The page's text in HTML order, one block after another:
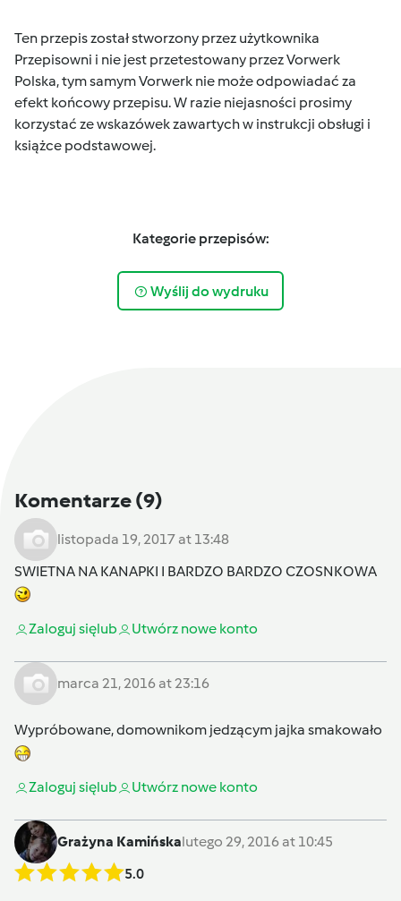
Ten przepis został stworzony przez użytkownika
Przepisowni i nie jest przetestowany przez Vorwerk
Polska, tym samym Vorwerk nie może odpowiadać za
efekt końcowy przepisu. W razie niejasności prosimy
korzystać ze wskazówek zawartych w instrukcji obsługi i
książce podstawowej.
Kategorie przepisów:
Wyślij do wydruku
Komentarze(9)
listopada 19, 2017 at 13:48
SWIETNA NA KANAPKI I BARDZO BARDZO CZOSNKOWA
Zaloguj sięlub Utwórz nowe konto
marca 21, 2016 at 23:16
Wypróbowane, domownikom jedzącym jajka smakowało
Zaloguj sięlub Utwórz nowe konto
Grażyna Kamińskalutego 29, 2016 at 10:45
5.0